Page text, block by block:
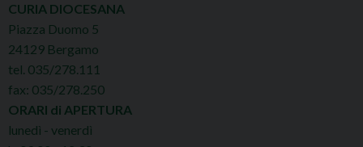
CURIA DIOCESANA
Piazza Duomo 5
24129 Bergamo
tel. 035/278.111
fax: 035/278.250
ORARI di APERTURA
lunedì - venerdì